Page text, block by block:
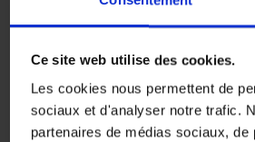
Ce site web utilise des cookies.
Les cookies nous permettent de
sociaux et d'analyser notre trafic.
partenaires de médias sociaux,